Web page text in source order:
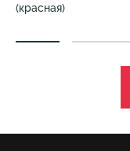
(красная)